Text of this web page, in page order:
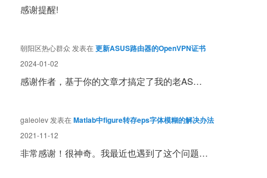
感谢提醒!
朝阳区热心群众 发表在更新ASUS路由器的OpenVPN证书
2024-01-02
感谢作者，基于你的文章才搞定了我的老AS…
galeolev 发表在Matlab中figure转存eps字体模糊的解决办法
2021-11-12
非常感谢！很神奇。我最近也遇到了这个问题…